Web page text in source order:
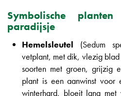
Symbolische
paradijsje
Hemelsleutel (Sedum
vetplant, met dik, vlezig
soorten met groen, grijzig
plant is een aanwinst
winterhard, bloeit lang